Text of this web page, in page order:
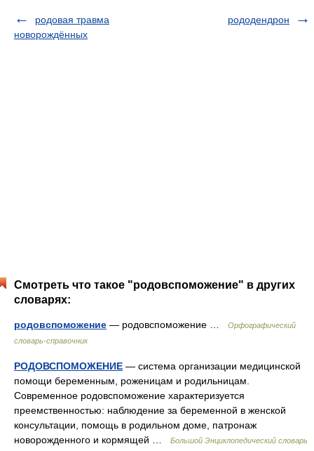
родовая травма
новорождённых
рододендрон
Смотреть что такое "родовспоможение" в других
словарях:
родовспоможение — родовспоможение …
Орфографический
словарь-справочник
РОДОВСПОМОЖЕНИЕ — система организации медицинской
помощи беременным, роженицам и родильницам.
Современное родовспоможение характеризуется
преемственностью: наблюдение за беременной в женской
консультации, помощь в родильном доме, патронаж
новорожденного и кормящей …
Большой Энциклопедический словарь